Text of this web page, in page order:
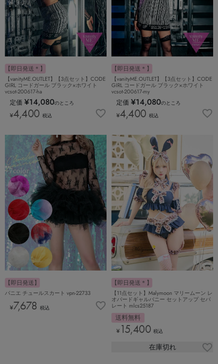
【即日発送＊】
【vanityME.OUTLET】【3点セット】CODE
GIRL コードガール ブラック×ホワイト
vcsot-200617-ha
定価 ¥14,080のところ
¥4,400 税込
【即日発送＊】
【vanityME.OUTLET】【3点セット】CODE
GIRL コードガール ブラック×ホワイト
vcsot-200617-my
定価 ¥14,080のところ
¥4,400 税込
【即日発送】
パニエ チュールスカート vpn-22733
¥7,678 税込
【即日発送＊】
【11点セット】Malymoon マリームーン レ
オパードギャルバニー セットアップ セパ
レート mlcs25187
送料無料
¥ 15,400 税込
在庫切れ